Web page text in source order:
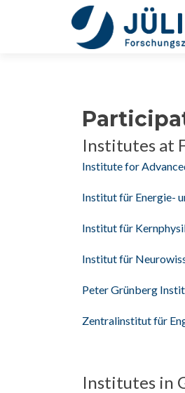
Institutes at
Institute for
Institut für Energie-
Institut für
Institut für
Peter Grünberg
Zentralinstitut für
Institutes in